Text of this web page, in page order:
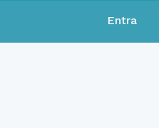
Entra